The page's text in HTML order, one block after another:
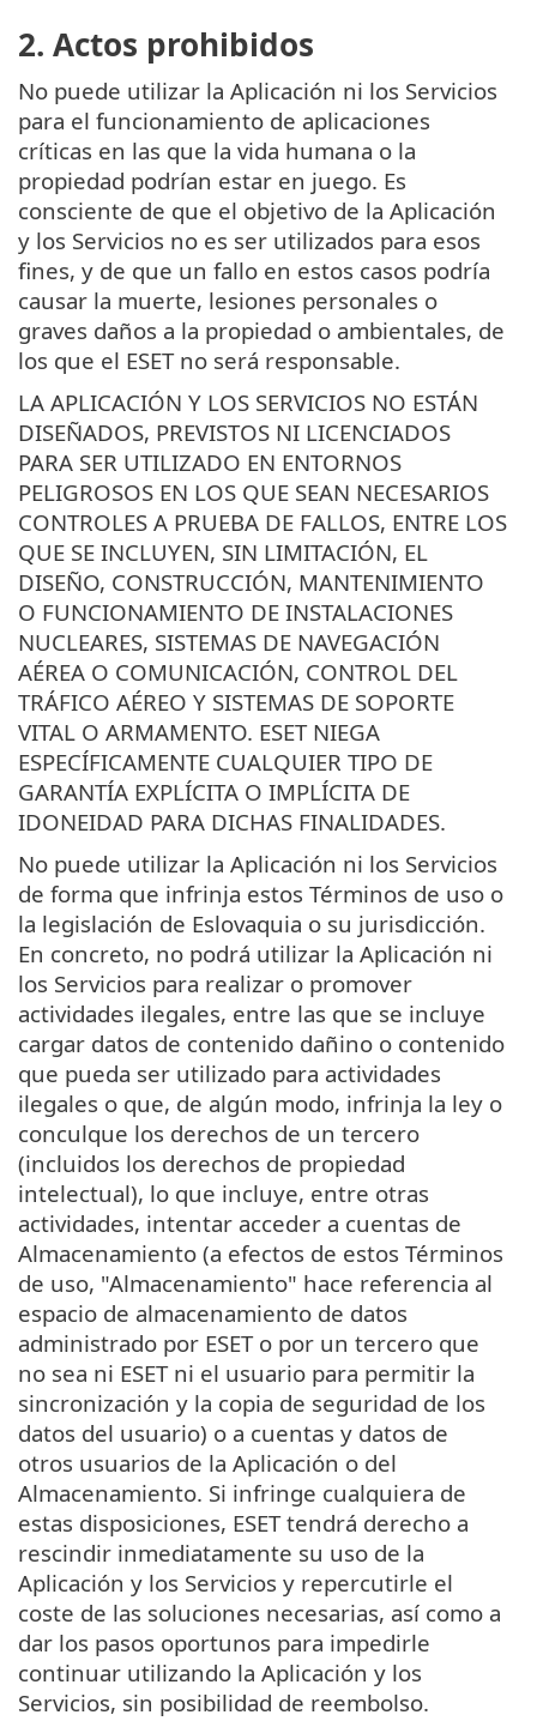
2. Actos prohibidos
No puede utilizar la Aplicación ni los Servicios
para el funcionamiento de aplicaciones
críticas en las que la vida humana o la
propiedad podrían estar en juego. Es
consciente de que el objetivo de la Aplicación
y los Servicios no es ser utilizados para esos
fines, y de que un fallo en estos casos podría
causar la muerte, lesiones personales o
graves daños a la propiedad o ambientales, de
los que el ESET no será responsable.
LA APLICACIÓN Y LOS SERVICIOS NO ESTÁN
DISEÑADOS, PREVISTOS NI LICENCIADOS
PARA SER UTILIZADO EN ENTORNOS
PELIGROSOS EN LOS QUE SEAN NECESARIOS
CONTROLES A PRUEBA DE FALLOS, ENTRE LOS
QUE SE INCLUYEN, SIN LIMITACIÓN, EL
DISEÑO, CONSTRUCCIÓN, MANTENIMIENTO
O FUNCIONAMIENTO DE INSTALACIONES
NUCLEARES, SISTEMAS DE NAVEGACIÓN
AÉREA O COMUNICACIÓN, CONTROL DEL
TRÁFICO AÉREO Y SISTEMAS DE SOPORTE
VITAL O ARMAMENTO. ESET NIEGA
ESPECÍFICAMENTE CUALQUIER TIPO DE
GARANTÍA EXPLÍCITA O IMPLÍCITA DE
IDONEIDAD PARA DICHAS FINALIDADES.
No puede utilizar la Aplicación ni los Servicios
de forma que infrinja estos Términos de uso o
la legislación de Eslovaquia o su jurisdicción.
En concreto, no podrá utilizar la Aplicación ni
los Servicios para realizar o promover
actividades ilegales, entre las que se incluye
cargar datos de contenido dañino o contenido
que pueda ser utilizado para actividades
ilegales o que, de algún modo, infrinja la ley o
conculque los derechos de un tercero
(incluidos los derechos de propiedad
intelectual), lo que incluye, entre otras
actividades, intentar acceder a cuentas de
Almacenamiento (a efectos de estos Términos
de uso, "Almacenamiento" hace referencia al
espacio de almacenamiento de datos
administrado por ESET o por un tercero que
no sea ni ESET ni el usuario para permitir la
sincronización y la copia de seguridad de los
datos del usuario) o a cuentas y datos de
otros usuarios de la Aplicación o del
Almacenamiento. Si infringe cualquiera de
estas disposiciones, ESET tendrá derecho a
rescindir inmediatamente su uso de la
Aplicación y los Servicios y repercutirle el
coste de las soluciones necesarias, así como a
dar los pasos oportunos para impedirle
continuar utilizando la Aplicación y los
Servicios, sin posibilidad de reembolso.